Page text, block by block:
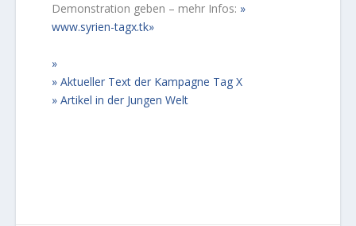
Demonstration geben – mehr Infos:
www.syrien-tagx.tk
Aktueller Text der Kampagne Tag X
Artikel in der Jungen Welt